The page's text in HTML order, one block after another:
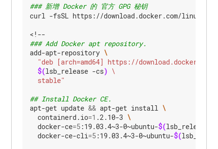
群
用
kubeadm
配
置
集
群
的
每
个
kubelet
配
### 新增 Docker 的 官方 GPG 秘钥
curl -fsSL https://download.docker.com/linux/
### Add Docker apt repository.
add-apt-repository
\
$(lsb_release -cs)
  stable"
## Install Docker CE.
apt-get update && apt-get install
\
  containerd.io
=1 .2.10-3
\
  docker-ce
=5:19.03.4~3-0~ubuntu-$(lsb_release -
  docker-ce-cli
=5:19.03.4~3-0~ubuntu-$(